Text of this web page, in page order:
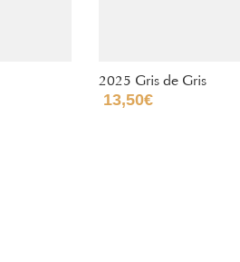
2025 Gris de Gris
13,50€